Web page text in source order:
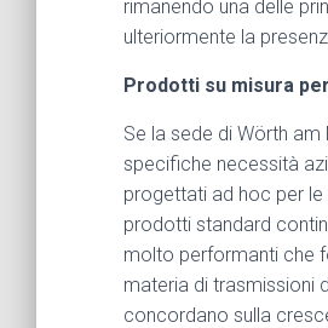
rimanendo una delle
ulteriormente la
Prodotti su misura
Se la sede di Wörth
specifiche necessità
progettati ad hoc per le
prodotti standard
molto performanti che
materia di trasmissioni
concordano sulla